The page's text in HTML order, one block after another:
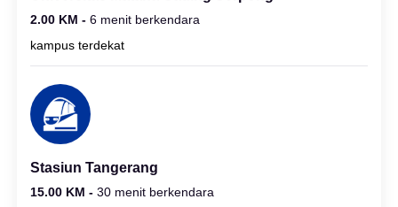
2.00 KM - 6 menit berkendara
kampus terdekat
Stasiun Tangerang
15.00 KM - 30 menit berkendara